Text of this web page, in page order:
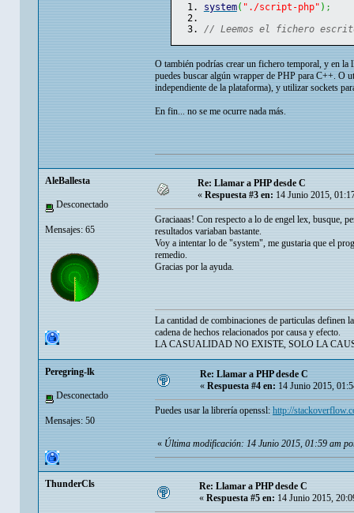
system( "./script-php" ) ;
// Leemos el fichero
O también podrías crear un fichero temporal, y en
puedes buscar algún wrapper de PHP para C++. O
independiente de la plataforma), y utilizar sockets
En fin... no se me ocurre nada más.
AleBallesta
Desconectado
Mensajes: 65
Re: Llamar a PHP desde C
« Respuesta #3 en: 14 Junio 2015,
Graciaaas! Con respecto a lo de engel lex, busque,
resultados variaban bastante.
Voy a intentar lo de "system", me gustaria que el
remedio.
Gracias por la ayuda.
La cantidad de combinaciones de particulas definen
cadena de hechos relacionados por causa y efecto.
LA CASUALIDAD NO EXISTE, SOLO LA
Peregring-lk
Desconectado
Mensajes: 50
Re: Llamar a PHP desde C
«Respuesta #4 en:14 Junio 2015,
Puedes usar la librería openssl:http://
«Última modificación: 14 Junio 2015, 01:59 am
ThunderCls
Re: Llamar a PHP desde C
« Respuesta #5 en: 14 Junio 2015,